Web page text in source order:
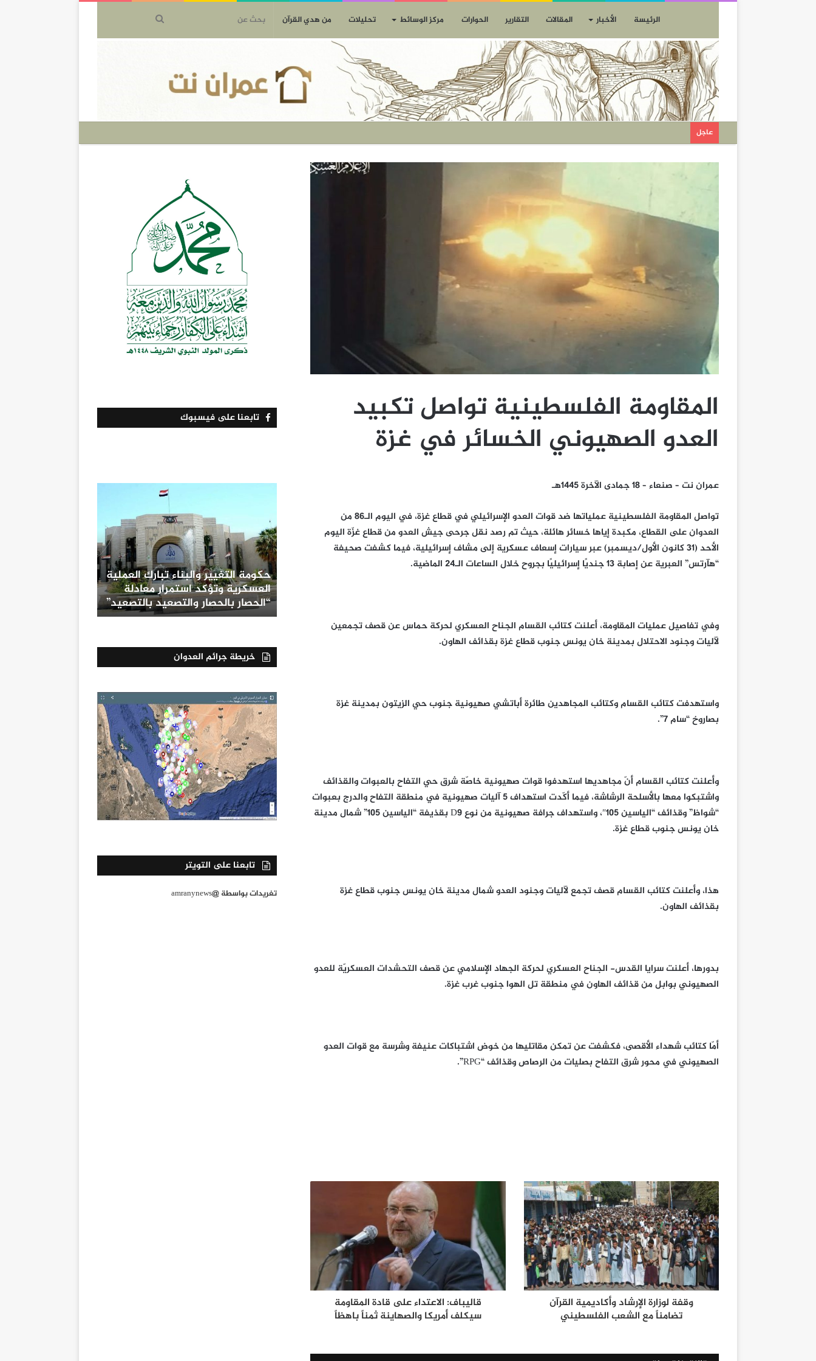
الرئيسة الأخبار المقالات التقارير الحوارات مركز الوسائط تحليلات من هدي القرآن
عاجل
المقاومة الفلسطينية تواصل تكبيد
العدو الصهيوني الخسائر في غزة
عمران نت – صنعاء – 18 جمادى الآخرة 1445هـ
تواصل المقاومة الفلسطينية عملياتها ضد قوات العدو الإسرائيلي في قطاع غزة، في اليوم الـ86 من
العدوان على القطاع، مكبدة إياها خسائر هائلة، حيث تم رصد نقل جرحى جيش العدو من قطاع غزّة اليوم
الأحد (31 كانون الأول/ديسمبر) عبر سيارات إسعاف عسكرية إلى مشاف إسرائيلية، فيما كشفت صحيفة
“هآرتس” العبرية عن إصابة 13 جنديًا إسرائيليًا بجروح خلال الساعات الـ24 الماضية.
وفي تفاصيل عمليات المقاومة، أعلنت كتائب القسام الجناح العسكري لحركة حماس عن قصف تجمعين
لآليات وجنود الاحتلال بمدينة خان يونس جنوب قطاع غزة بقذائف الهاون.
واستهدفت كتائب القسام وكتائب المجاهدين طائرة أباتشي صهيونية جنوب حي الزيتون بمدينة غزة
بصاروخ “سام 7”.
وأعلنت كتائب القسام أنّ مجاهديها استهدفوا قوات صهيونية خاصّة شرق حي التفاح بالعبوات والقذائف
واشتبكوا معها بالأسلحة الرشاشة، فيما أكّدت استهداف 5 آليات صهيونية في منطقة التفاح والدرج بعبوات
“شواظ” وقذائف “الياسين 105″، واستهداف جرافة صهيونية من نوع D9 بقذيفة “الياسين 105” شمال مدينة
خان يونس جنوب قطاع غزة.
هذا، وأعلنت كتائب القسام قصف تجمع لآليات وجنود العدو شمال مدينة خان يونس جنوب قطاع غزة
بقذائف الهاون.
بدورها، أعلنت سرايا القدس- الجناح العسكري لحركة الجهاد الإسلامي عن قصف التحشدات العسكريّة للعدو
الصهيوني بوابل من قذائف الهاون في منطقة تل الهوا جنوب غرب غزة.
أمّا كتائب شهداء الأقصى، فكشفت عن تمكن مقاتليها من خوض اشتباكات عنيفة وشرسة مع قوات العدو
الصهيوني في محور شرق التفاح بصليات من الرصاص وقذائف “RPG”.
وقفة لوزارة الإرشاد وأكاديمية القرآن
تضامناً مع الشعب الفلسطيني
قاليباف: الاعتداء على قادة المقاومة
سيكلف أمريكا والصهاينة ثمناً باهظاً
تابعنا على فيسبوك
حكومة التغيير والبناء تبارك العملية
العسكرية وتؤكد استمرار معادلة
“الحصار بالحصار والتصعيد بالتصعيد”
خريطة جرائم العدوان
تابعنا على التويتر
تغريدات بواسطة @amranynews